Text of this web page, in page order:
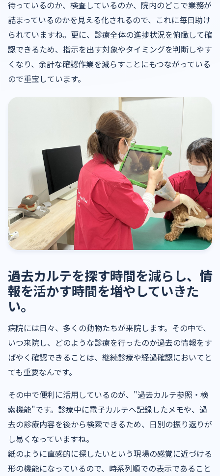
待っているのか、検査しているのか、院内のどこで業務が
詰まっているのかを見える化されるので、これに毎日助け
られていますね。更に、診療全体の進捗状況を俯瞰して確
認できるため、指示を出す対象やタイミングを判断しやす
くなり、余計な確認作業を減らすことにもつながっている
ので重宝しています。
過去カルテを探す時間を減らし、情
報を活かす時間を増やしていきた
い。
病院には日々、多くの動物たちが来院します。その中で、
いつ来院し、どのような診療を行ったのか過去の情報をす
ばやく確認できることは、継続診療や経過確認においてと
ても重要なんです。
その中で便利に活用しているのが、"過去カルテ参照・検
索機能"です。診療中に電子カルテへ記録したメモや、過
去の診療内容を後から検索できるため、日別の振り返りが
し易くなっていますね。
紙のように直感的に探したいという現場の感覚に近づける
形の機能になっているので、時系列順での表示であること